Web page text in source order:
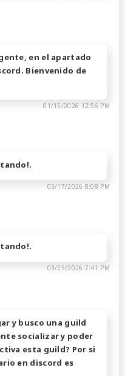
en el apartado
Bienvenido de
01/15/2026 12:56 PM
03/17/2026 8:08 PM
03/25/2026 7:41 PM
y busco una guild
socializar y poder
esta guild? Por si
en discord es